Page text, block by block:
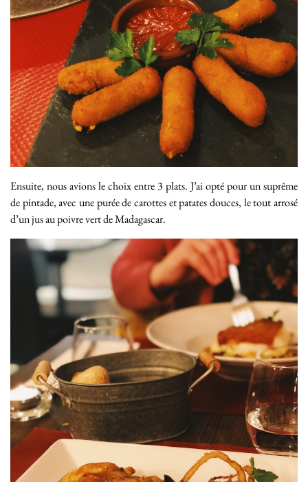
Ensuite, nous avions le choix entre 3 plats. J’ai opté pour un suprême
de pintade, avec une purée de carottes et patates douces, le tout arrosé
d’un jus au poivre vert de Madagascar.